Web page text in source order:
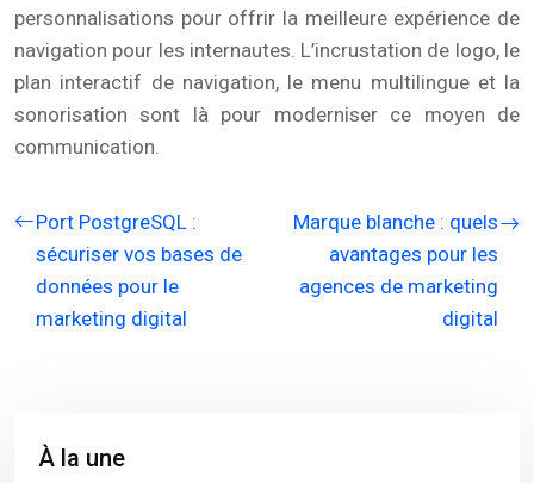
personnalisations pour offrir la meilleure expérience de
navigation pour les internautes. L’incrustation de logo, le
plan interactif de navigation, le menu multilingue et la
sonorisation sont là pour moderniser ce moyen de
communication.
Port PostgreSQL :
sécuriser vos bases de
données pour le
marketing digital
Marque blanche : quels
avantages pour les
agences de marketing
digital
À la une